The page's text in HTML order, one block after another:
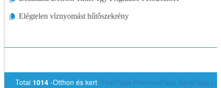
Elégtelen víznyomást hűtőszekrény
Total 1014-Otthon és kert FirstPage PreviousPage NextPage